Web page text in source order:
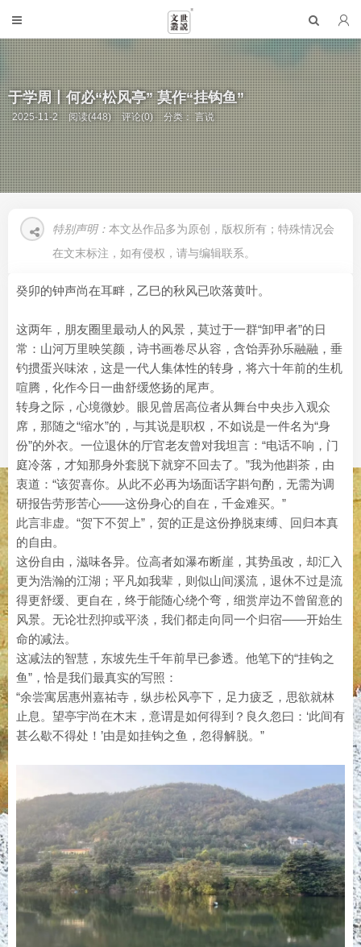
于学周丨何必“松风亭” 莫作“挂钩鱼”
2025-11-2 阅读(448) 评论(0) 分类：言说
特别声明： 本文丛作品多为原创，版权所有；特殊情况会
在文末标注，如有侵权，请与编辑联系。
癸卯的钟声尚在耳畔，乙巳的秋风已吹落黄叶。
这两年，朋友圈里最动人的风景，莫过于一群“卸甲者”的日
常：山河万里映笑颜，诗书画卷尽从容，含饴弄孙乐融融，垂
钓掼蛋兴味浓，这是一代人集体性的转身，将六十年前的生机
喧腾，化作今日一曲舒缓悠扬的尾声。
转身之际，心境微妙。眼见曾居高位者从舞台中央步入观众
席，那随之“缩水”的，与其说是职权，不如说是一件名为“身
份”的外衣。一位退休的厅官老友曾对我坦言：“电话不响，门
庭冷落，才知那身外套脱下就穿不回去了。”我为他斟茶，由
衷道：“该贺喜你。从此不必再为场面话字斟句酌，无需为调
研报告劳形苦心——这份身心的自在，千金难买。”
此言非虚。“贺下不贺上”，贺的正是这份挣脱束缚、回归本真
的自由。
这份自由，滋味各异。位高者如瀑布断崖，其势虽改，却汇入
更为浩瀚的江湖；平凡如我辈，则似山间溪流，退休不过是流
得更舒缓、更自在，终于能随心绕个弯，细赏岸边不曾留意的
风景。无论壮烈抑或平淡，我们都走向同一个归宿——开始生
命的减法。
这减法的智慧，东坡先生千年前早已参透。他笔下的“挂钩之
鱼”，恰是我们最真实的写照：
“余尝寓居惠州嘉祐寺，纵步松风亭下，足力疲乏，思欲就林
止息。望亭宇尚在木末，意谓是如何得到？良久忽曰：‘此间有
甚么歇不得处！’由是如挂钩之鱼，忽得解脱。”